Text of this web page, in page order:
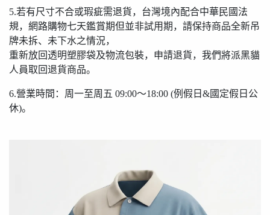
5.若有尺寸不合或瑕疵需退貨，台灣境內配合中華民國法
規，網路購物七天鑑賞期但並非試用期，請保持商品全新吊
牌未拆、未下水之情況，
重新放回透明塑膠袋及物流包裝，申請退貨，我們將派黑貓
人員取回退貨商品。
6.營業時間：周一至周五 09:00〜18:00 (例假日&國定假日公
休)。